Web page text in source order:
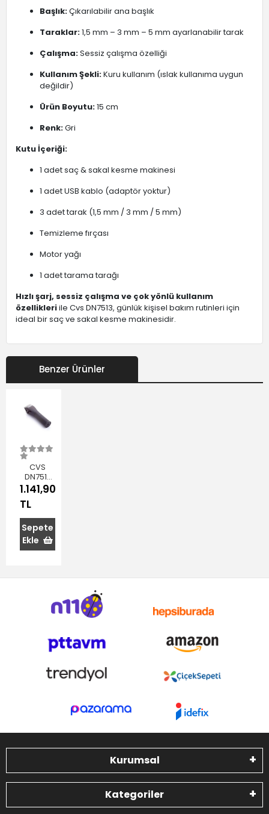
Başlık:Çıkarılabilir ana başlık
Taraklar:1,5 mm – 3 mm – 5 mm ayarlanabilir tarak
Çalışma:Sessiz çalışma özelliği
Kullanım Şekli:Kuru kullanım (ıslak kullanıma uygun
değildir)
Ürün Boyutu:15 cm
Renk:Gri
Kutu İçeriği:
1 adet saç & sakal kesme makinesi
1 adet USB kablo (adaptör yoktur)
3 adet tarak (1,5 mm / 3 mm / 5 mm)
Temizleme fırçası
Motor yağı
1 adet tarama tarağı
Hızlı şarj, sessiz çalışma ve çok yönlü kullanım
özellikleriile Cvs DN7513, günlük kişisel bakım rutinleri için
ideal bir saç ve sakal kesme makinesidir.
Benzer Ürünler
CVS
DN7517
Salon
Tipi Saç
& Sakal
Kesme
Makinesi
1.141,90
TL
Sepete
Ekle
Kurumsal
Kategoriler